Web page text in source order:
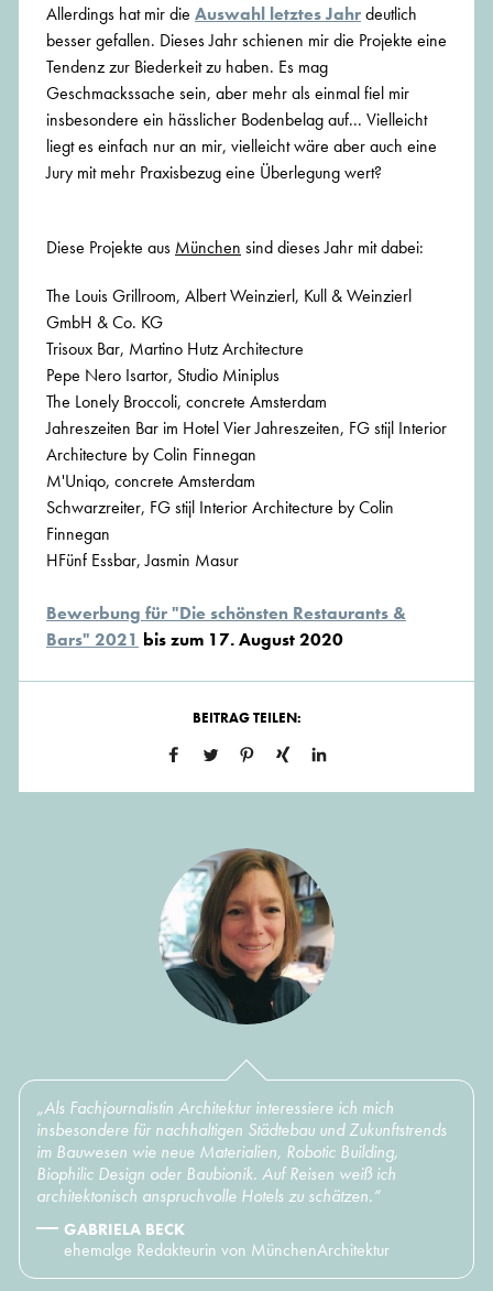
Allerdings hat mir die Auswahl letztes Jahrdeutlich
besser gefallen. Dieses Jahr schienen mir die Projekte eine
Tendenz zur Biederkeit zu haben. Es mag
Geschmackssache sein, aber mehr als einmal fiel mir
insbesondere ein hässlicher Bodenbelag auf... Vielleicht
liegt es einfach nur an mir, vielleicht wäre aber auch eine
Jury mit mehr Praxisbezug eine Überlegung wert?
Diese Projekte aus München sind dieses Jahr mit dabei:
The Louis Grillroom, Albert Weinzierl, Kull & Weinzierl
GmbH & Co. KG
Trisoux Bar, Martino Hutz Architecture
Pepe Nero Isartor, Studio Miniplus
The Lonely Broccoli, concrete Amsterdam
Jahreszeiten Bar im Hotel Vier Jahreszeiten, FG stijl Interior
Architecture by Colin Finnegan
M'Uniqo, concrete Amsterdam
Schwarzreiter, FG stijl Interior Architecture by Colin
Finnegan
HFünf Essbar, Jasmin Masur
Bewerbung für "Die schönsten Restaurants &
Bars" 2021 bis zum 17. August 2020
BEITRAG TEILEN:
„Als Fachjournalistin Architektur interessiere ich mich
insbesondere für nachhaltigen Städtebau und Zukunftstrends
im Bauwesen wie neue Materialien, Robotic Building,
Biophilic Design oder Baubionik. Auf Reisen weiß ich
architektonisch anspruchvolle Hotels zu schätzen.“
GABRIELA BECK
ehemalge Redakteurin von MünchenArchitektur